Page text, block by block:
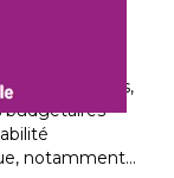
profondes,
budgétaires
notamment…